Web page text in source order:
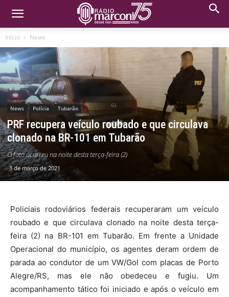
Início News
News Polícia Tubarão
PRF recupera veículo roubado e que circulava
clonado na BR-101 em Tubarão
O fato ocorreu na noite desta terça-feira (2)
3 de março de 2021
Policiais rodoviários federais recuperaram um veículo
roubado e que circulava clonado na noite desta terça-
feira (2) na BR-101 em Tubarão. Em frente a Unidade
Operacional do município, os agentes deram ordem de
parada ao condutor de um VW/Gol com placas de Porto
Alegre/RS, mas ele não obedeceu e fugiu. Um
acompanhamento tático foi iniciado e após o veículo em